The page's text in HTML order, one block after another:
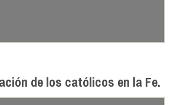
de los católicos en la Fe.